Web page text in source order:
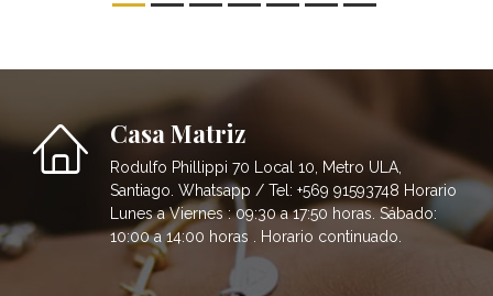
Casa Matriz
Rodulfo Phillippi 70 Local 10, Metro ULA,
Santiago. Whatsapp / Tel: +569 91593748 Horario
Lunes a Viernes : 09:30 a 17:50 horas. Sábado:
10:00 a 14:00 horas . Horario continuado.